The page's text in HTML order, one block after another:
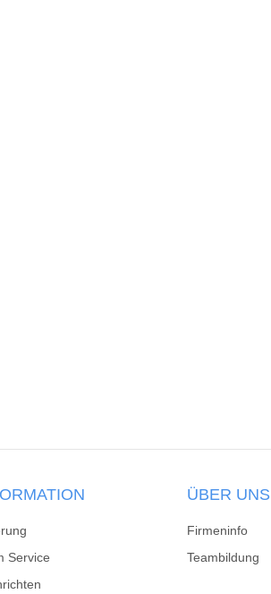
Service
ÜBER UNS
Firmeninfo
Teambildung